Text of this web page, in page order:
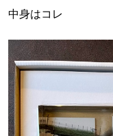
中身はコレ